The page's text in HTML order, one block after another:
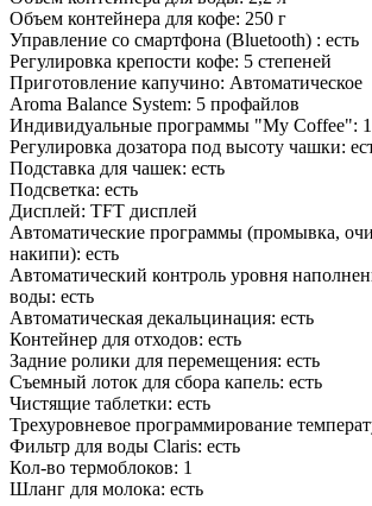
Объем контейнера для кофе: 250 г
Управление со смартфона (Bluetooth) : есть
Регулировка крепости кофе: 5 степеней
Приготовление капучино: Автоматическое
Aroma Balance System: 5 профайлов
Индивидуальные программы "My Coffee": 1
Регулировка дозатора под высоту чашки:
Подставка для чашек: есть
Подсветка: есть
Дисплей: TFT дисплей
Автоматические программы (промывка,
накипи): есть
Автоматический контроль уровня
воды: есть
Автоматическая декальцинация: есть
Контейнер для отходов: есть
Задние ролики для перемещения: есть
Съемный лоток для сбора капель: есть
Чистящие таблетки: есть
Трехуровневое программирование
Фильтр для воды Claris: есть
Кол-во термоблоков: 1
Шланг для молока: есть